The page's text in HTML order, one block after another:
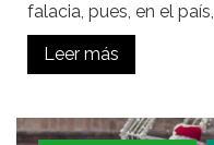
falacia, pues, en el
Leer más